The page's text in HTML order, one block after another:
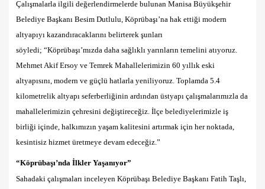
Çalışmalarla ilgili değerlendirmelerde bulunan Manisa Büyükşehir
Belediye Başkanı Besim Dutlulu, Köprübaşı’na hak ettiği modern
altyapıyı kazandıracaklarını belirterek şunları
söyledi; “Köprübaşı’mızda daha sağlıklı yarınların temelini atıyoruz.
Mehmet Akif Ersoy ve Temrek Mahallelerimizin 60 yıllık eski
altyapısını, modern ve güçlü hatlarla yeniliyoruz. Toplamda 5.4
kilometrelik altyapı seferberliğinin ardından üstyapı çalışmalarımızla da
mahallelerimizin çehresini değiştireceğiz. İlçe belediyelerimizle iş
birliği içinde, halkımızın yaşam kalitesini artırmak için her noktada,
kesintisiz hizmet üretmeye devam edeceğiz.”
“Köprübaşı’nda İlkler Yaşanıyor”
Sahadaki çalışmaları inceleyen Köprübaşı Belediye Başkanı Fatih Taşlı,